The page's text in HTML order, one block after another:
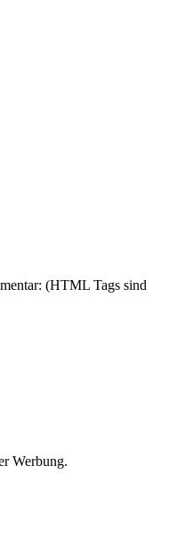
(HTML Tags sind
Werbung.